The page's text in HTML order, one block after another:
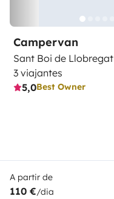
Campervan
Sant Boi de Llobregat
3 viajantes
5,0Best Owner
A partir de
110 €/dia